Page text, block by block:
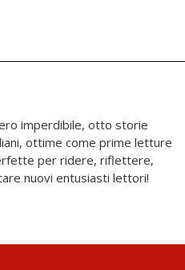
nuovi entusiasti lettori!